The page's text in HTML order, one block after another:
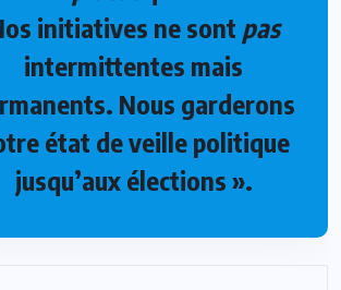
initiatives ne sont pas
intermittentes mais
Nous garderons
état de veille politique
jusqu’aux élections ».